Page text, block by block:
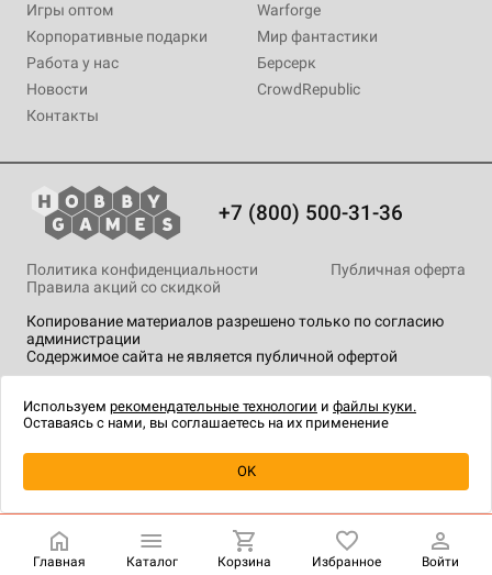
Игры оптом
Корпоративные подарки
Работа у нас
Новости
Контакты
Warforge
Мир фантастики
Берсерк
CrowdRepublic
+7 (800) 500-31-36
Копирование материалов разрешено только по согласию
администрации
Содержимое сайта не является публичной офертой
Политика конфиденциальности
Публичная оферта
Правила акций со скидкой
технологии.
Главная Каталог Корзина Избранное Войти
Используем рекомендательные технологии и файлы куки.
Оставаясь с нами, вы соглашаетесь на их применение
OK